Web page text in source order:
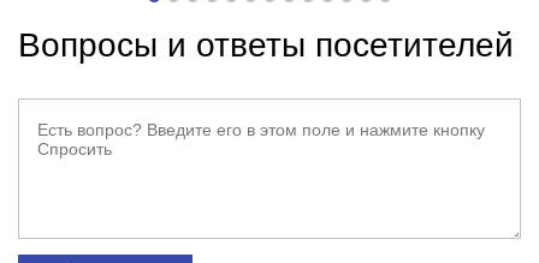
Вопросы и ответы посетителей